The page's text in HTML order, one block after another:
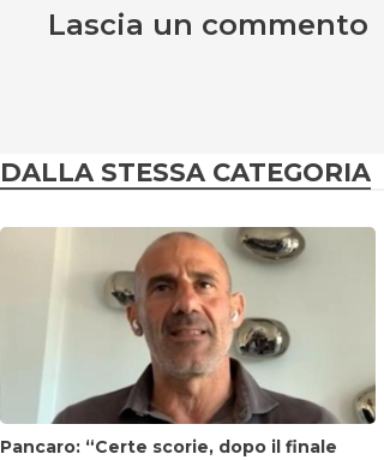
Lascia un commento
DALLA STESSA CATEGORIA
Pancaro: “Certe scorie, dopo il finale